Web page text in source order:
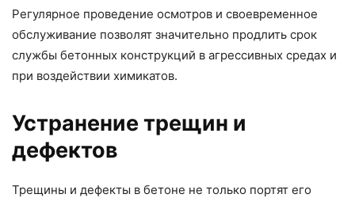
Регулярное проведение осмотров и своевременное
обслуживание позволят значительно продлить срок
службы бетонных конструкций в агрессивных средах и
при воздействии химикатов.
Устранение трещин и
дефектов
Трещины и дефекты в бетоне не только портят его